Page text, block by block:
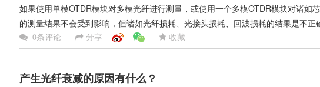
如果使用单模OTDR模块对多模光纤进行测量，或使用一个多模OTDR模块对诸如
的测量结果不会受到影响，但诸如光纤损耗、光接头损耗、回波损耗的结果是不正
0条评论 分享 收藏
产生光纤衰减的原因有什么？